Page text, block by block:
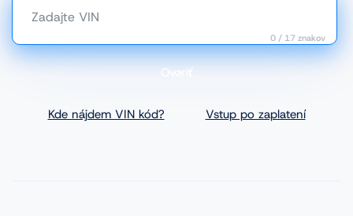
Car History Report
Zadajte VIN
0 / 17 znakov
Overiť
Kde nájdem VIN kód? Vstup po zaplatení